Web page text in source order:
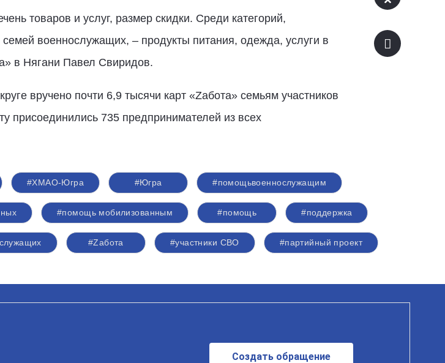
товаров и услуг, размер скидки. Среди категорий,
военнослужащих, – продукты питания, одежда, услуги в
в Нягани Павел Свиридов.
вручено почти 6,9 тысячи карт «Zабота» семьям участников
присоединились 735 предпринимателей из всех
#ХМАО-Югра #Югра #помощьвоеннослужащим
#помощь мобилизованным #помощь #поддержка
#Zабота #участники СВО #партийный проект
Создать обращение